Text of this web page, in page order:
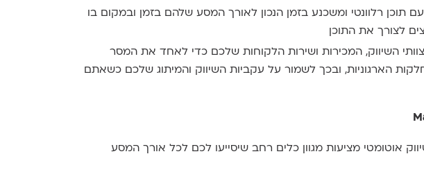
תוכן רלוונטי ומשכנע בזמן הנכון לאורך המסע שלהם בזמן ובמקום בו
לצורך את התוכן
השיווק, המכירות ושירות הלקוחות שלכם כדי לאחד את המסר
הארגוניות, ובכך לשמור על עקביות השיווק והמיתוג שלכם כשאתם
אוטומטי מציעות מגוון כלים רחב שיסייעו לכם לכל אורך המסע